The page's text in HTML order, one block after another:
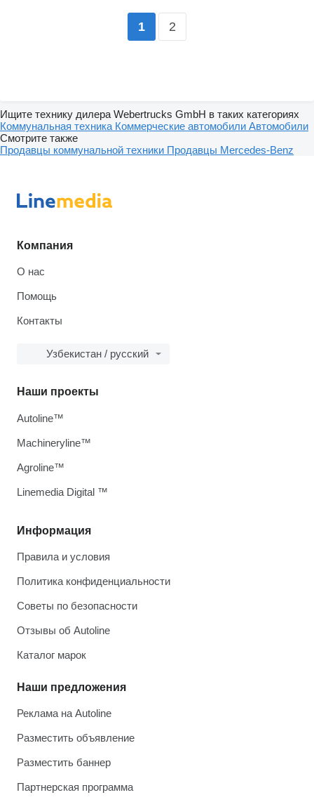
1 2
Ищите технику дилера Webertrucks GmbH в таких категориях
Коммунальная техника Коммерческие автомобили Автомобили
Смотрите также
Продавцы коммунальной техники Продавцы Mercedes-Benz
Компания
О нас
Помощь
Контакты
Узбекистан / русский
Информация
Правила и условия
Политика конфиденциальности
Советы по безопасности
Отзывы об Autoline
Каталог марок
Наши предложения
Реклама на Autoline
Разместить объявление
Разместить баннер
Партнерская программа
Наши проекты
Autoline™
Machineryline™
Agroline™
Linemedia Digital ™